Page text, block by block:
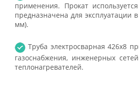
применения. Прокат
предназначена для
мм).
Труба электросварная 426x8
газоснабжения, инженерных
теплонагревателей.